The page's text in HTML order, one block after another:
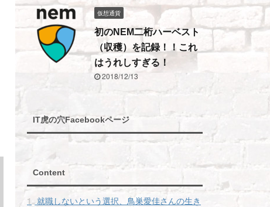
仮想通貨
初のNEM二桁ハーベスト
（収穫）を記録！！これ
はうれしすぎる！
2018/12/13
IT虎の穴Facebookページ
Content
1 就職しないという選択、鳥巣愛佳さんの生き